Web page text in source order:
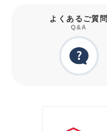
よくあるご質問
Q&A